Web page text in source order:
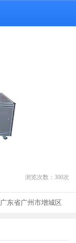
浏览次数： 300次
广东省广州市增城区